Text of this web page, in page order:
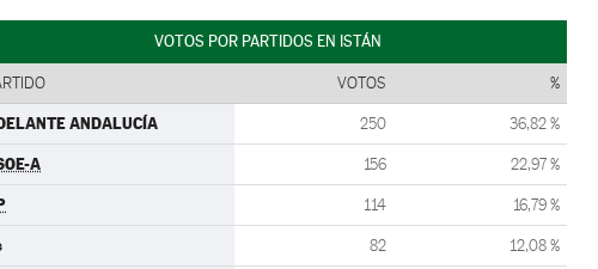
VOTOS POR PARTIDOS EN ISTÁN
VOTOS %
ANDALUCÍA 250 36,82 %
A 156 22,97 %
114 16,79 %
82 12,08 %